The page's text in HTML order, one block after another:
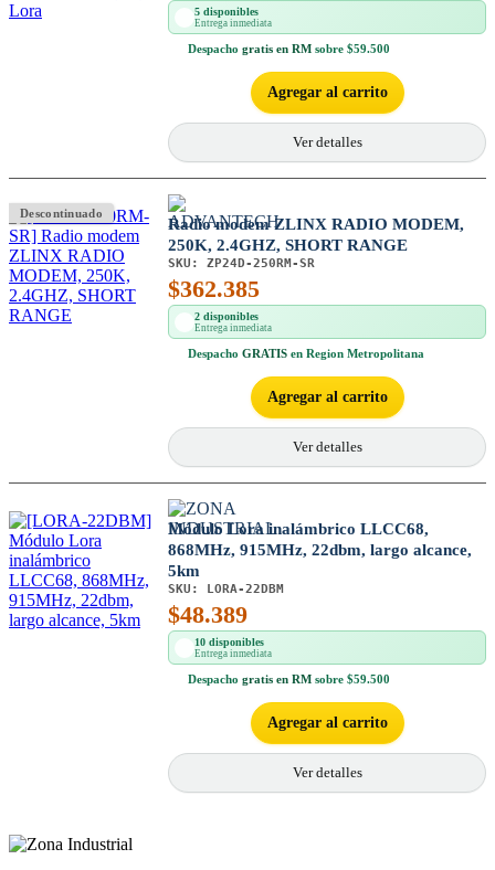
5 disponibles
Entrega inmediata
Despacho gratis en RM sobre $59.500
Agregar al carrito
Ver detalles
Descontinuado
Radio modem ZLINX RADIO MODEM,
250K, 2.4GHZ, SHORT RANGE
SKU: ZP24D-250RM-SR
$362.385
2 disponibles
Entrega inmediata
Despacho GRATIS en Region Metropolitana
Agregar al carrito
Ver detalles
Módulo Lora inalámbrico LLCC68,
868MHz, 915MHz, 22dbm, largo alcance,
5km
SKU: LORA-22DBM
$48.389
10 disponibles
Entrega inmediata
Despacho gratis en RM sobre $59.500
Agregar al carrito
Ver detalles